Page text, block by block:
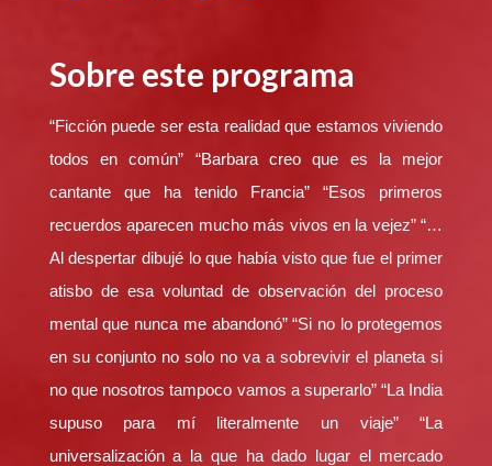
e
b
o
o
k
s
A
p
p
er p
ar
tir
Sobre este programa
“Ficción puede ser esta realidad que estamos viviendo
todos en común” “Barbara creo que es la mejor
cantante que ha tenido Francia” “Esos primeros
recuerdos aparecen mucho más vivos en la vejez” “…
Al despertar dibujé lo que había visto que fue el primer
atisbo de esa voluntad de observación del proceso
mental que nunca me abandonó” “Si no lo protegemos
en su conjunto no solo no va a sobrevivir el planeta si
no que nosotros tampoco vamos a superarlo” “La India
supuso para mí literalmente un viaje” “La
universalización a la que ha dado lugar el mercado